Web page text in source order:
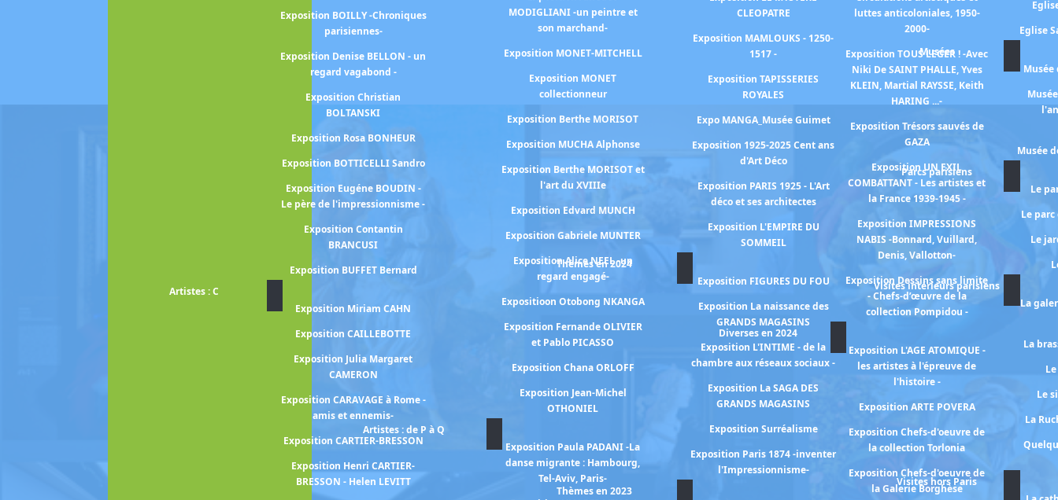
Exposition BOILLY -Chroniques
parisiennes-
Exposition Denise BELLON - un
regard vagabond -
Exposition Christian
BOLTANSKI
Exposition Rosa BONHEUR
Exposition BOTTICELLI Sandro
Exposition Eugéne BOUDIN -
Le père de l'impressionnisme -
Exposition Contantin
BRANCUSI
Exposition BUFFET Bernard
Artistes : C
Exposition Miriam CAHN
Exposition CAILLEBOTTE
Exposition Julia Margaret
CAMERON
Exposition CARAVAGE à Rome -
amis et ennemis-
Exposition CARTIER-BRESSON
Exposition Henri CARTIER-
BRESSON - Helen LEVITT
MODIGLIANI -un peintre et
son marchand-
Exposition MONET-MITCHELL
Exposition MONET
collectionneur
Exposition Berthe MORISOT
Exposition MUCHA Alphonse
Exposition Berthe MORISOT et
l'art du XVIIIe
Exposition Edvard MUNCH
Exposition Gabriele MUNTER
Exposition Alice NEEL -un
regard engagé-
Expositioon Otobong NKANGA
Exposition Fernande OLIVIER
et Pablo PICASSO
Exposition Chana ORLOFF
Exposition Jean-Michel
OTHONIEL
Artistes : de P à Q
Exposition Paula PADANI -La
danse migrante : Hambourg,
Tel-Aviv, Paris-
CLEOPATRE
Exposition MAMLOUKS - 1250-
1517 -
Exposition TAPISSERIES
ROYALES
Expo MANGA_Musée Guimet
Exposition 1925-2025 Cent ans
d'Art Déco
Exposition PARIS 1925 - L'Art
déco et ses architectes
Exposition L'EMPIRE DU
SOMMEIL
Thèmes en 2024
Exposition FIGURES DU FOU
Exposition La naissance des
GRANDS MAGASINS
Exposition L'INTIME - de la
chambre aux réseaux sociaux -
Exposition La SAGA DES
GRANDS MAGASINS
Exposition Surréalisme
Exposition Paris 1874 -inventer
l'Impressionnisme-
Thèmes en 2023
luttes anticoloniales, 1950-
2000-
Exposition TOUS LEGER ! -Avec
Niki De SAINT PHALLE, Yves
KLEIN, Martial RAYSSE, Keith
HARING ...-
Exposition Trésors sauvés de
GAZA
Exposition UN EXIL
COMBATTANT - Les artistes et
la France 1939-1945 -
Exposition IMPRESSIONS
NABIS -Bonnard, Vuillard,
Denis, Vallotton-
Exposition Dessins sans limite
- Chefs-d’œuvre de la
collection Pompidou -
Diverses en 2024
Exposition L'AGE ATOMIQUE -
les artistes à l'épreuve de
l'histoire -
Exposition ARTE POVERA
Exposition Chefs-d'oeuvre de
la collection Torlonia
Exposition Chefs-d'oeuvre de
la Galerie Borghèse
Eglise
Musées
Musée
Musée
Parcs parisiens
Le
Le
Le
Visites intérieurs parisiens
La
La
Le
La
Visites hors Paris